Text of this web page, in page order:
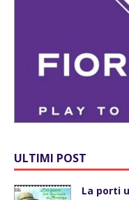
ULTIMI POST
La porti